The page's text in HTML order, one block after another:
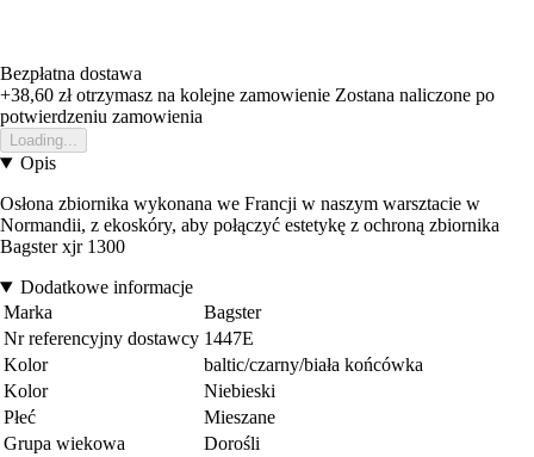
Bezpłatna dostawa
+38,60 złotrzymasz na kolejne zamowienie Zostana naliczone po
potwierdzeniu zamowienia
Loading...
Opis
Osłona zbiornika wykonana we Francji w naszym warsztacie w
Normandii, z ekoskóry, aby połączyć estetykę z ochroną zbiornika
Bagster xjr 1300
Dodatkowe informacje
Marka
Bagster
Nr referencyjny dostawcy 1447E
Kolor
baltic/czarny/biała końcówka
Kolor
Niebieski
Płeć
Mieszane
Grupa wiekowa
Dorośli